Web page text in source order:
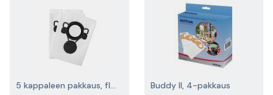
5 kappaleen pakkaus, fleece Buddy II, 4-pakkaus